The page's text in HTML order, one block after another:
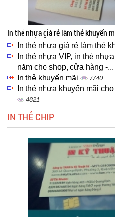
In thẻ nhựa giá rẻ làm thẻ khuyến
In thẻ nhựa giá rẻ làm thẻ
In thẻ nhựa VIP, in thẻ
năm cho shop, cửa hàng -...
In thẻ khuyến mãi 7740
In thẻ nhựa khuyến mãi
4821
IN THẺ CHIP